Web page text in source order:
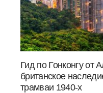
Гид по Гонконгу от
британское
трамваи 1940-х